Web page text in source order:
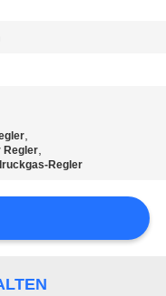
,
Regler,
Regler